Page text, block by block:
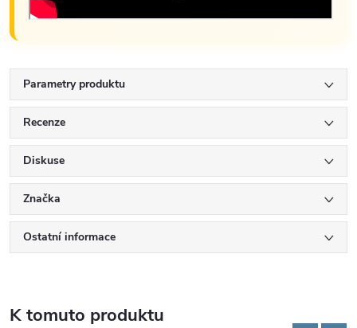
Parametry produktu
Recenze
Diskuse
Značka
Ostatní informace
K tomuto produktu